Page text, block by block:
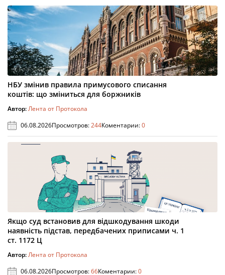
НБУ змінив правила примусового списання
коштів: що зміниться для боржників
Автор:Лента от Протокола
06.08.2026Просмотров:244Коментарии:0
Якщо суд встановив для відшкодування шкоди
наявність підстав, передбачених приписами ч. 1
ст. 1172 Ц
Автор:Лента от Протокола
06.08.2026Просмотров:66Коментарии:0